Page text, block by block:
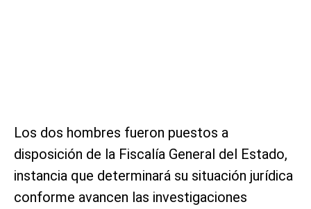
Los dos hombres fueron puestos a
disposición de la Fiscalía General del Estado,
instancia que determinará su situación jurídica
conforme avancen las investigaciones